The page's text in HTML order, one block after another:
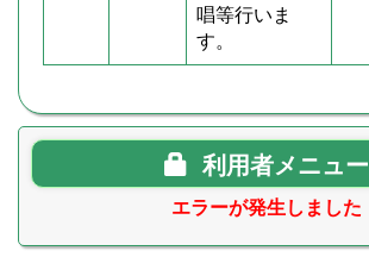
唱等行いま
す。
利用者メニュー
エラーが発生しました